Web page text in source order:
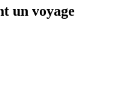
un voyage